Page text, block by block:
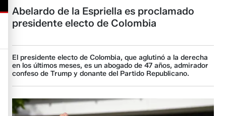
Abelardo de la Espriella es proclamado
presidente electo de Colombia
El presidente electo de Colombia, que aglutinó a la derecha
en los últimos meses, es un abogado de 47 años, admirador
confeso de Trump y donante del Partido Republicano.